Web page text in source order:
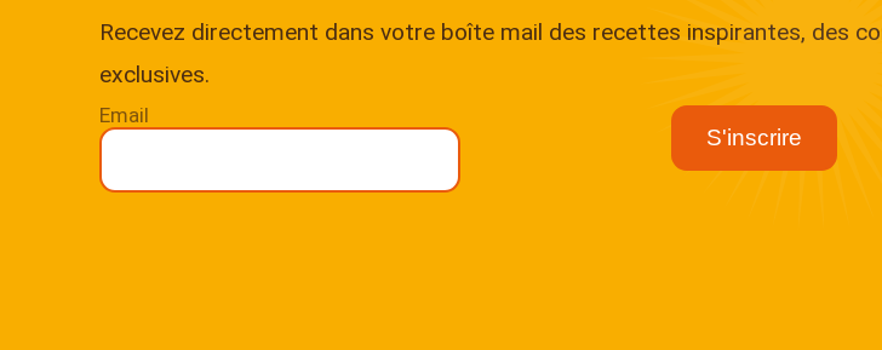
Recevez directement dans votre boîte mail des recettes inspirantes, des
exclusives.
Email